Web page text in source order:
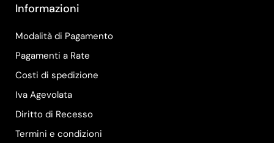
Informazioni
Modalità di Pagamento
Pagamenti a Rate
Costi di spedizione
Iva Agevolata
Diritto di Recesso
Termini e condizioni